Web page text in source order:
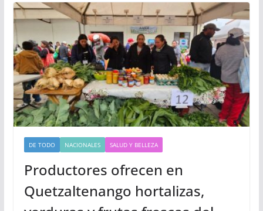
DE TODO NACIONALES SALUD Y BELLEZA
Productores ofrecen en
Quetzaltenango hortalizas,